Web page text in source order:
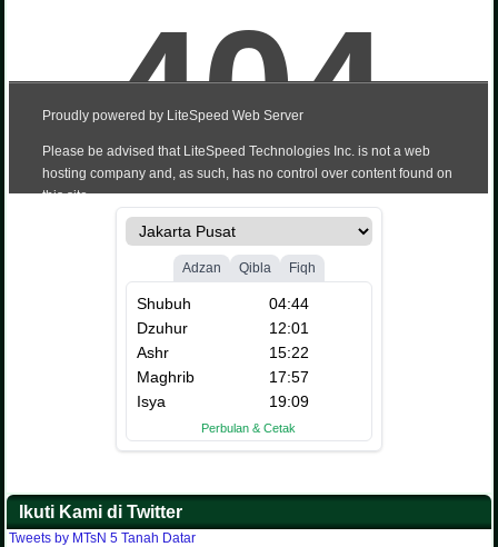
Ikuti Kami di Twitter
Tweets by MTsN 5 Tanah Datar